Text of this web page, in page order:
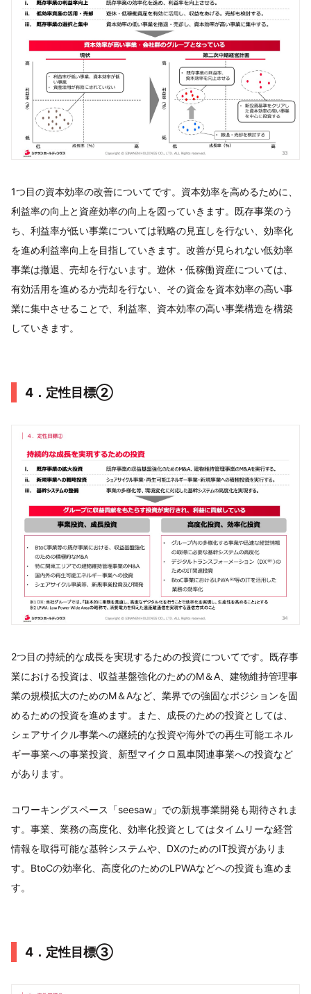
1つ目の資本効率の改善についてです。資本効率を高めるために、
利益率の向上と資産効率の向上を図っていきます。既存事業のう
ち、利益率が低い事業については戦略の見直しを行ない、効率化
を進め利益率向上を目指していきます。改善が見られない低効率
事業は撤退、売却を行ないます。遊休・低稼働資産については、
有効活用を進めるか売却を行ない、その資金を資本効率の高い事
業に集中させることで、利益率、資本効率の高い事業構造を構築
していきます。
4．定性目標②
2つ目の持続的な成長を実現するための投資についてです。既存事
業における投資は、収益基盤強化のためのM＆A、建物維持管理事
業の規模拡大のためのM＆Aなど、業界での強固なポジションを固
めるための投資を進めます。また、成長のための投資としては、
シェアサイクル事業への継続的な投資や海外での再生可能エネル
ギー事業への事業投資、新型マイクロ風車関連事業への投資など
があります。
コワーキングスペース「seesaw」での新規事業開発も期待されま
す。事業、業務の高度化、効率化投資としてはタイムリーな経営
情報を取得可能な基幹システムや、DXのためのIT投資がありま
す。BtoCの効率化、高度化のためのLPWAなどへの投資も進めま
す。
4．定性目標③